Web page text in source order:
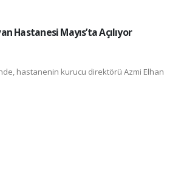
Hastanesi Mayıs’ta Açılıyor
hastanenin kurucu direktörü Azmi Elhan